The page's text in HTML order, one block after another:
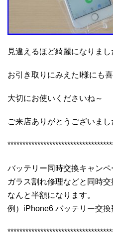
見違えるほど綺麗になりまし
お引き取りにみえたI様にも
大切にお使いくださいね～
ご来店ありがとうございまし
バッテリー同時交換キャンペ
ガラス割れ修理などと同時
なんと半額になります。
例）iPhone6 バッテリー交